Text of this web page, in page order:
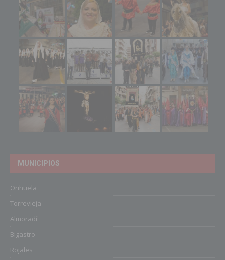
MUNICIPIOS
Orihuela
Torrevieja
Almoradí
Bigastro
Rojales